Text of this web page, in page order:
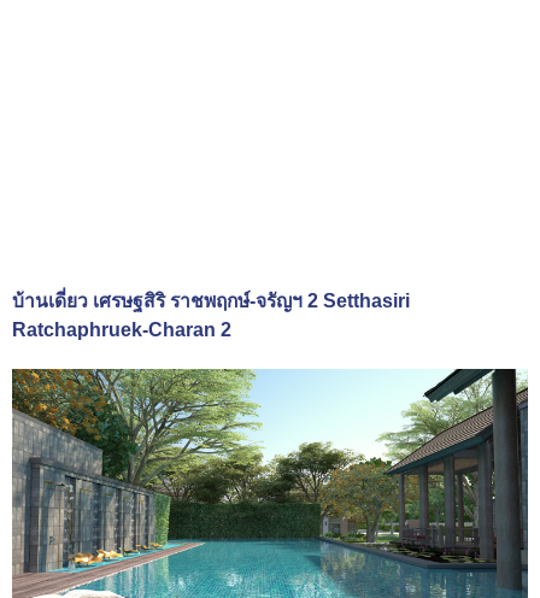
บ้านเดี่ยว เศรษฐสิริ ราชพฤกษ์-จรัญฯ 2 Setthasiri
Ratchaphruek-Charan 2